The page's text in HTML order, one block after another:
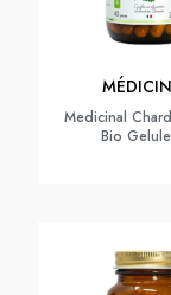
Medicinal
Bio